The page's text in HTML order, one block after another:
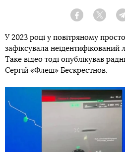
Facebook Twitter
У 2023 році у повітряному
зафіксувала неідентифікований
Таке відео тоді опублікував
Сергій «Флеш» Бескрестнов.